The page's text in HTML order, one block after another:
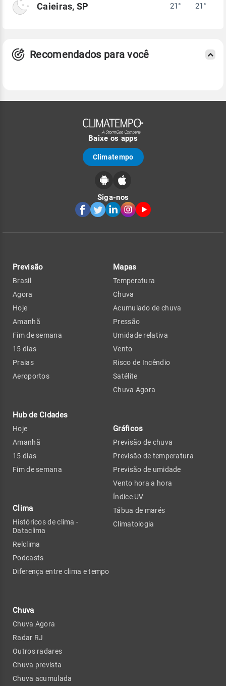
Caieiras, SP 21° 21°
Recomendados para você
Baixe os apps
Climatempo
Siga-nos
Previsão
Brasil
Agora
Hoje
Amanhã
Fim de semana
15 dias
Praias
Aeroportos
Hub de Cidades
Hoje
Amanhã
15 dias
Fim de semana
Clima
Históricos de clima -
Dataclima
Relclima
Podcasts
Diferença entre clima e tempo
Chuva
Chuva Agora
Radar RJ
Outros radares
Chuva prevista
Chuva acumulada
Mapas
Temperatura
Chuva
Acumulado de chuva
Pressão
Umidade relativa
Vento
Risco de Incêndio
Satélite
Chuva Agora
Gráficos
Previsão de chuva
Previsão de temperatura
Previsão de umidade
Vento hora a hora
Índice UV
Tábua de marés
Climatologia